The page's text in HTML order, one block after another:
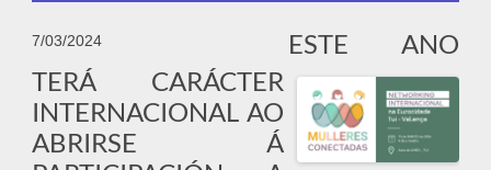
7/03/2024
ESTE ANO
TERÁ CARÁCTER
INTERNACIONAL AO
ABRIRSE Á